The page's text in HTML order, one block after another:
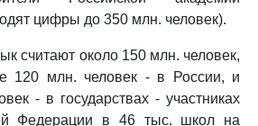
цифры до 350 млн. человек).
считают около 150 млн. человек,
120 млн. человек - в России, и
- в государствах - участниках
Федерации в 46 тыс. школ на